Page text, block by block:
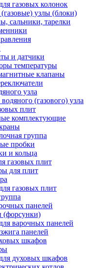
газовых колонок
узлы (блоки)
сальники, тарелки
и датчики
температуры
клапаны
узла
(газового) узла
плит
комплектующие
группа
пробки
и кольца
газовых плит
для плит
газовых плит
панелей
варочных панелей
панелей
шкафов
духовых шкафов